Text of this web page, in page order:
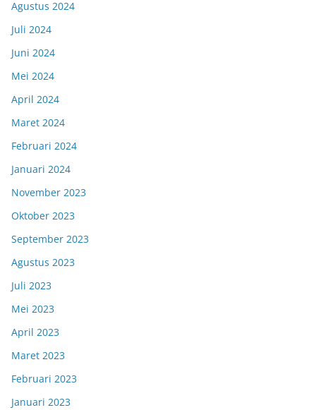
Agustus 2024
Juli 2024
Juni 2024
Mei 2024
April 2024
Maret 2024
Februari 2024
Januari 2024
November 2023
Oktober 2023
September 2023
Agustus 2023
Juli 2023
Mei 2023
April 2023
Maret 2023
Februari 2023
Januari 2023